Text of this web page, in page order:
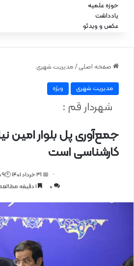
حوزه علمیه
یادداشت
عکس و ویدئو
صفحه اصلی / مدیریت شهری
مدیریت شهری ویژه
جمع‌آوری پل بلوار امین
کارشناسی است
شهردار قم :
📅 31 خرداد 1401 🕙10:09
0